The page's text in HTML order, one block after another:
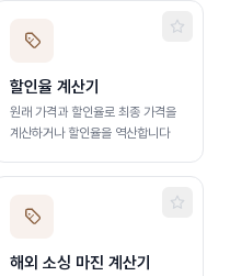
할인율 계산기
원래 가격과 할인율로 최종 가격을
계산하거나 할인율을 역산합니다
해외 소싱 마진 계산기